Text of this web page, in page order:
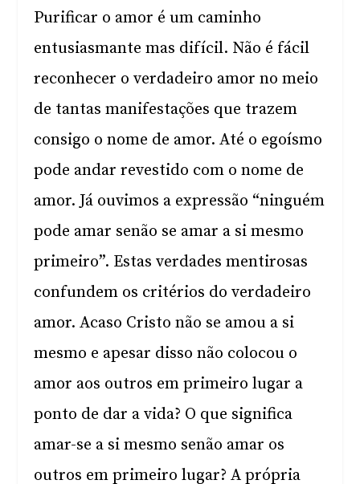
Purificar o amor é um caminho
entusiasmante mas difícil. Não é fácil
reconhecer o verdadeiro amor no meio
de tantas manifestações que trazem
consigo o nome de amor. Até o egoísmo
pode andar revestido com o nome de
amor. Já ouvimos a expressão “ninguém
pode amar senão se amar a si mesmo
primeiro”. Estas verdades mentirosas
confundem os critérios do verdadeiro
amor. Acaso Cristo não se amou a si
mesmo e apesar disso não colocou o
amor aos outros em primeiro lugar a
ponto de dar a vida? O que significa
amar-se a si mesmo senão amar os
outros em primeiro lugar? A própria